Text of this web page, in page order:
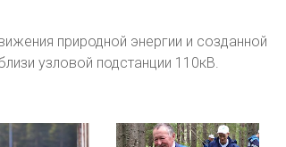
высоко в горах
природной энергии и созданной
узловой подстанции 110кВ.